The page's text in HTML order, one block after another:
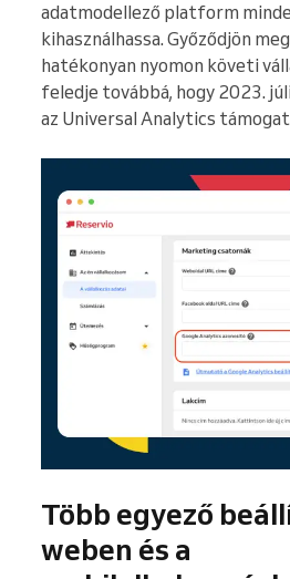
adatmodellező platform
kihasználhassa. Győződjön
hatékonyan nyomon követi
feledje továbbá, hogy 2023.
az Universal Analytics
Több egyező
weben és a